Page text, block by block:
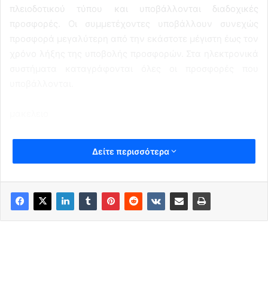
πλειοδοτικού τύπου και υποβάλλονται διαδοχικές
Δείτε περισσότερα